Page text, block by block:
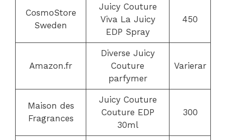
CosmoStore
Sweden
Juicy Couture
Viva La Juicy
EDP Spray
450
Amazon.fr
Diverse Juicy
Couture
parfymer
Varierar
Maison des
Fragrances
Juicy Couture
Couture EDP
30ml
300